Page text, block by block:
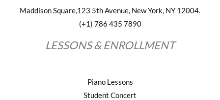
Maddison Square,123 5th Avenue, New York, NY 12004.
(+1) 786 435 7890
LESSONS & ENROLLMENT
Piano Lessons
Student Concert